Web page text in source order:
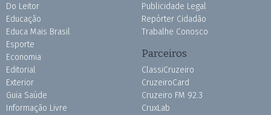
Do Leitor
Educação
Educa Mais Brasil
Esporte
Economia
Editorial
Exterior
Guia Saúde
Informação Livre
Publicidade Legal
Repórter Cidadão
Trabalhe Conosco
Parceiros
ClassiCruzeiro
CruzeiroCard
Cruzeiro FM 92.3
CruxLab